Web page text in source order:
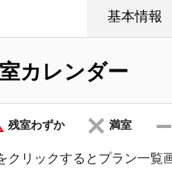
基本情報
カレンダー
残室わずか 満室
リックするとプラン一覧